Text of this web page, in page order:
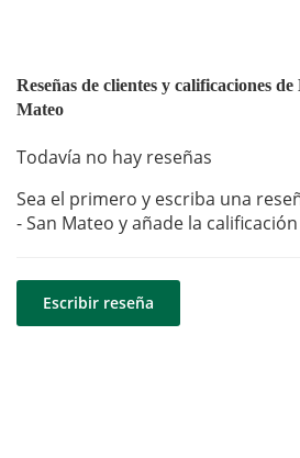
Reseñas de clientes y calificaciones
Mateo
Todavía no hay reseñas
Sea el primero y escriba una
- San Mateo y añade la
Escribir reseña